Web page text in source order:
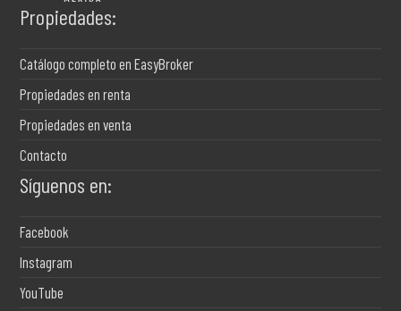
Propiedades:
Catálogo completo en EasyBroker
Propiedades en renta
Propiedades en venta
Contacto
Síguenos en:
Facebook
Instagram
YouTube